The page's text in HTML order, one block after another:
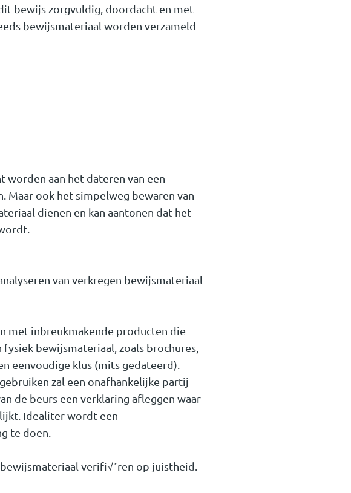
bewijs zorgvuldig, doordacht en met
bewijsmateriaal worden verzameld
worden aan het dateren van een
ook het simpelweg bewaren van
dienen en kan aantonen dat het
van verkregen bewijsmateriaal
met inbreukmakende producten die
bewijsmateriaal, zoals brochures,
eenvoudige klus (mits gedateerd).
zal een onafhankelijke partij
de beurs een verklaring afleggen waar
Idealiter wordt een
te doen.
verifi√´ren op juistheid.